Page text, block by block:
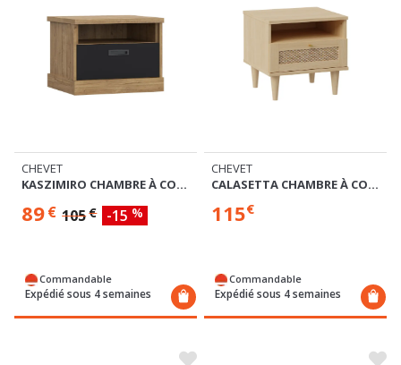
CHEVET
KASZIMIRO CHAMBRE À COUCHER
89€ 105€ -15 %
Commandable
Expédié sous 4 semaines
CHEVET
CALASETTA CHAMBRE À COUCHER
115€
Commandable
Expédié sous 4 semaines